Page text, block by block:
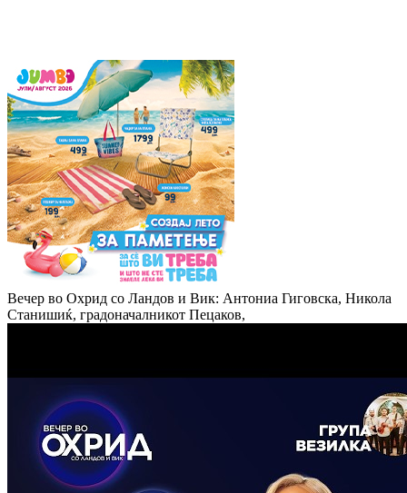
Вечер во Охрид со Ландов и Вик: Антониа Гиговска, Никола
Станишиќ, градоначалникот Пецаков,